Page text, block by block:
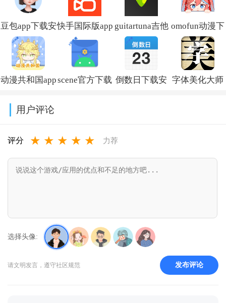
豆包app下载安
装新版本
v14.5.0
快手国际版app
免费下载安装
(Kwai)v13.6.40.545802
guitartuna吉他
调音器下载免
费版v7.97.0
omofun动漫下
载最新版
v1.1.73
动漫共和国appscene官方下载 倒数日下载安 字体美化大师
用户评论
评分 ★ ★ ★ ★ ★ 力荐
选择头像:
请文明发言，遵守社区规范 发布评论